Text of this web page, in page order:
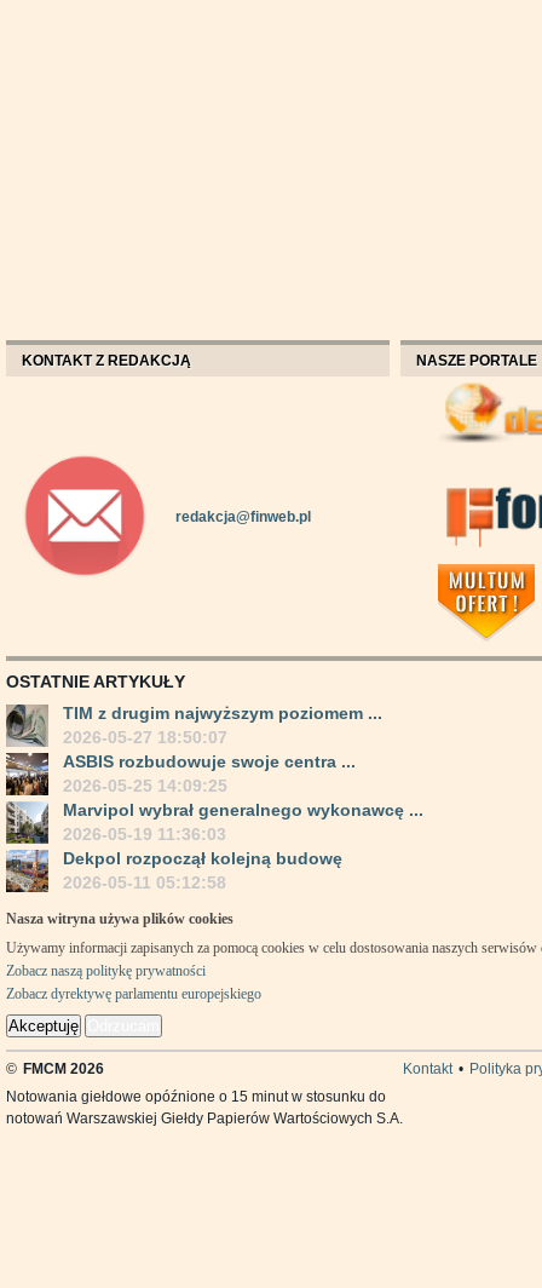
KONTAKT Z REDAKCJĄ
redakcja@finweb.pl
NASZE PORTALE
OSTATNIE ARTYKUŁY
TIM z drugim najwyższym poziomem ...
2026-05-27 18:50:07
ASBIS rozbudowuje swoje centra ...
2026-05-25 14:09:25
Marvipol wybrał generalnego wykonawcę ...
2026-05-19 11:36:03
Dekpol rozpoczął kolejną budowę
2026-05-11 05:12:58
Nasza witryna używa plików cookies
Używamy informacji zapisanych za pomocą cookies w celu dostosowania naszych
Zobacz naszą politykę prywatności
Zobacz dyrektywę parlamentu europejskiego
Akceptuję
© FMCM 2026 Kontakt • Polityka
Notowania giełdowe opóźnione o 15 minut w stosunku do
notowań Warszawskiej Giełdy Papierów Wartościowych S.A.